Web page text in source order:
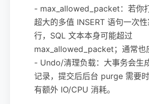
- max_allowed_packet：若你
超大的多值 INSERT 语句一次
行，SQL 文本本身可能超过
max_allowed_packet；通常也
- Undo/清理负载：大事务会生
记录，提交后后台 purge 需要
有额外 IO/CPU 消耗。